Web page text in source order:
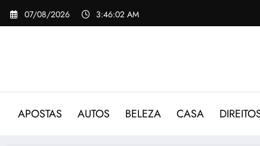
Pular
para
07/08/2026 3:46:03 AM
APOSTAS AUTOS BELEZA CASA